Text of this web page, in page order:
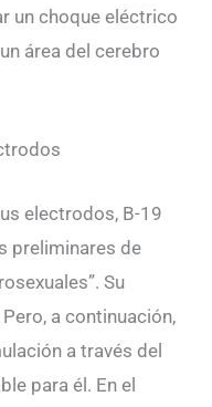
un choque eléctrico
área del cerebro
electrodos, B-19
preliminares de
Su
a continuación,
a través del
para él. En el